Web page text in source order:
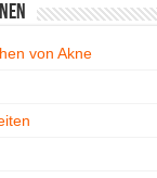
von Akne